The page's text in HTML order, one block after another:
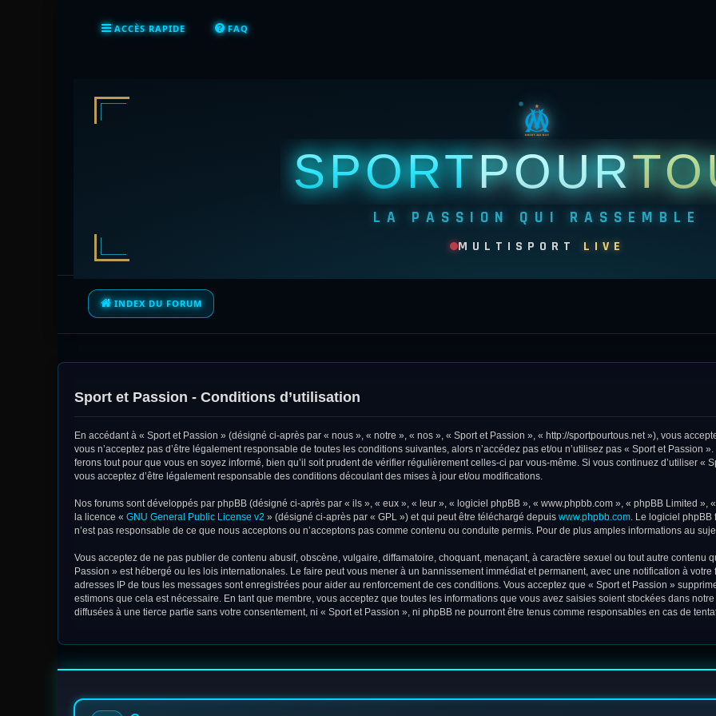
ACCÈS RAPIDE FAQ
SPORTPOUR
LA PASSION QUI RASSEMBLE
MULTISPORT LIVE
INDEX DU FORUM
Sport et Passion - Conditions d’utilisation
En accédant à « Sport et Passion » (désigné ci-après par « nous », « notre », « nos », « Sport et Passion », « http://sportpourtous.net »), vous
vous n’acceptez pas d’être légalement responsable de toutes les conditions suivantes, alors n’accédez pas et/ou n’utilisez pas « Sport et Passion
ferons tout pour que vous en soyez informé, bien qu’il soit prudent de vérifier régulièrement celles-ci par vous-même. Si vous continuez d’utiliser «
vous acceptez d’être légalement responsable des conditions découlant des mises à jour et/ou modifications.
Nos forums sont développés par phpBB (désigné ci-après par « ils », « eux », « leur », « logiciel phpBB », « www.phpbb.com », « phpBB Limited
la licence « GNU General Public License v2 » (désigné ci-après par « GPL ») et qui peut être téléchargé depuis www.phpbb.com. Le logiciel phpBB
n’est pas responsable de ce que nous acceptons ou n’acceptons pas comme contenu ou conduite permis. Pour de plus amples informations au
Vous acceptez de ne pas publier de contenu abusif, obscène, vulgaire, diffamatoire, choquant, menaçant, à caractère sexuel ou tout autre contenu
Passion » est hébergé ou les lois internationales. Le faire peut vous mener à un bannissement immédiat et permanent, avec une notification à
adresses IP de tous les messages sont enregistrées pour aider au renforcement de ces conditions. Vous acceptez que « Sport et Passion »
estimons que cela est nécessaire. En tant que membre, vous acceptez que toutes les informations que vous avez saisies soient stockées dans
diffusées à une tierce partie sans votre consentement, ni « Sport et Passion », ni phpBB ne pourront être tenus comme responsables en cas de